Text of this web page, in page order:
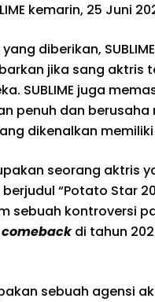
kemarin, 25 Juni
diberikan,
jika sang aktris
SUBLIME juga
penuh dan
dikenalkan memiliki
seorang aktris
berjudul “Potato Star
sebuah kontroversi
comebackdi tahun
sebuah agensi